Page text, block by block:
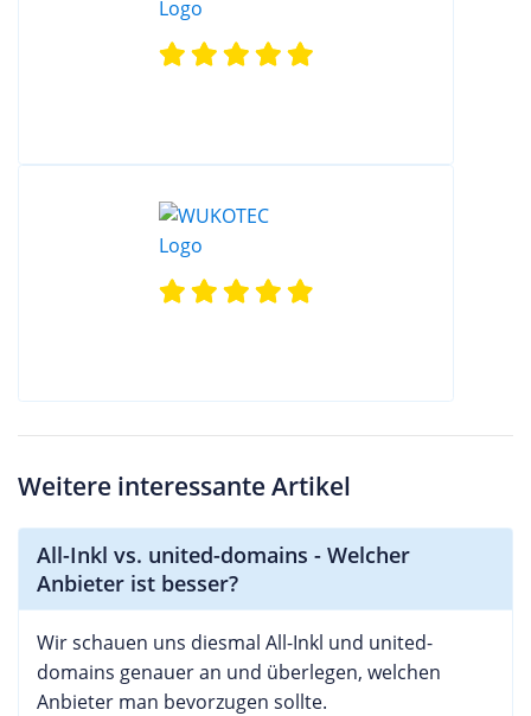
Weitere interessante Artikel
All-Inkl vs. united-domains - Welcher
Anbieter ist besser?
Wir schauen uns diesmal All-Inkl und united-
domains genauer an und überlegen, welchen
Anbieter man bevorzugen sollte.